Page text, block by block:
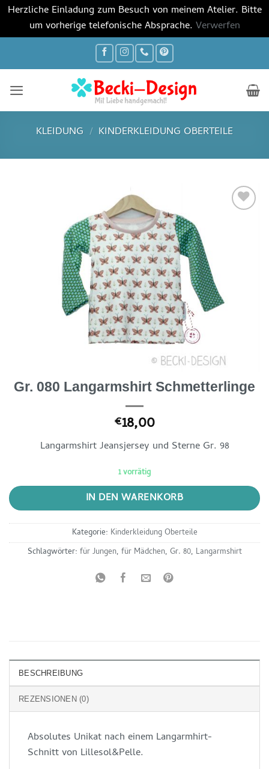
Herzliche Einladung zum Besuch von meinem Atelier. Bitte
um vorherige telefonische Absprache. Verwerfen
KLEIDUNG / KINDERKLEIDUNG OBERTEILE
Gr. 080 Langarmshirt Schmetterlinge
€18,00
Langarmshirt Jeansjersey und Sterne Gr. 98
1 vorrätig
IN DEN WARENKORB
Kategorie: Kinderkleidung Oberteile
Schlagwörter: für Jungen, für Mädchen, Gr. 80, Langarmshirt
BESCHREIBUNG
REZENSIONEN (0)
Absolutes Unikat nach einem Langarmhirt-
Schnitt von Lillesol&Pelle.